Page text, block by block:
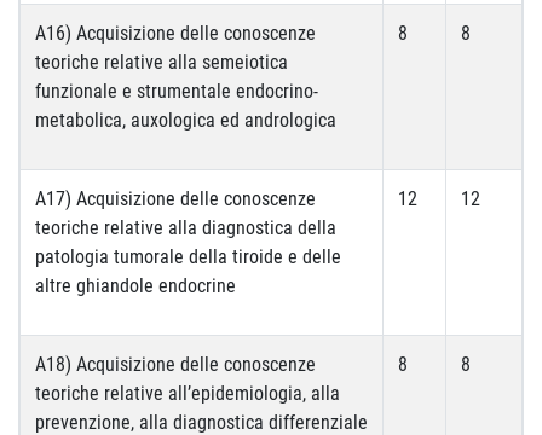
A16) Acquisizione delle conoscenze
teoriche relative alla semeiotica
funzionale e strumentale endocrino-
metabolica, auxologica ed andrologica
8 8
A17) Acquisizione delle conoscenze
teoriche relative alla diagnostica della
patologia tumorale della tiroide e delle
altre ghiandole endocrine
12 12
A18) Acquisizione delle conoscenze
teoriche relative all’epidemiologia, alla
prevenzione, alla diagnostica differenziale
8 8